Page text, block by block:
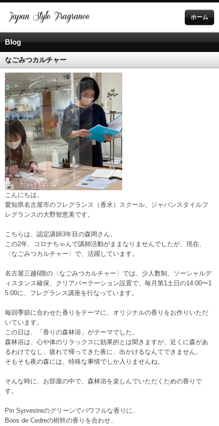
ホーム
Blog
なごみつカルチャー
こんにちは。
愛知県名古屋市のフレグランス（香水）スクール、ジャパンスタイルフ
レグランスの大野智恵美です。
こちらは、認定講師3年目の森岡さん。
この2年、コロナちゃんで講師活動がままなりませんでしたが、現在、
〈なごみつカルチャー〉で、活躍しています。
名古屋三越6階の〈なごみつカルチャー〉では、少人数制、ソーシャルデ
ィスタンス確保、クリアパーテーション設置で、毎月第1土日の14:00〜1
5:00に、フレグランス講座を行なっています。
毎回季節に合わせた香りをテーマに、オリジナルの香りをお作りいただ
いています。
この日は、「香りの森林浴」がテーマでした。
森林浴は、心や体のリラックスに効果的とは聞きますが、近くに森があ
るわけでなし、疲れて帰ってきた夜に、出かけるなんてできません。
そもそも夜の森には、特殊な事情でしか入りませんね。
そんな時に、お部屋の中で、森林浴を楽しんでいただくための香りで
す。
Pin Syrvestreのグリーンでパワフルな香りに、
Boos de Cedreの樹幹の香りを合わせ、